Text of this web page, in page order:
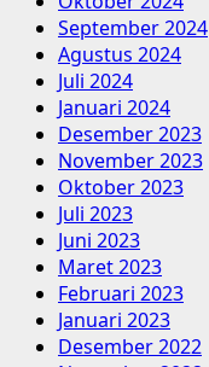
September 2024
Agustus 2024
Juli 2024
Januari 2024
Desember 2023
November 2023
Oktober 2023
Juli 2023
Juni 2023
Maret 2023
Februari 2023
Januari 2023
Desember 2022